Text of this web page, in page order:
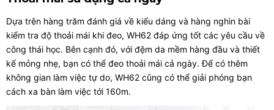
Dựa trên hàng trăm đánh giá về kiểu dáng và hàng nghìn bài
kiểm tra độ thoải mái khi đeo, WH62 đáp ứng tốt các yêu cầu về
công thái học. Bên cạnh đó, với đệm da mềm hàng đầu và thiết
kế mỏng nhẹ, bạn có thể đeo thoải mái cả ngày. Để có thêm
không gian làm việc tự do, WH62 cũng có thể giải phóng bạn
cách xa bàn làm việc tới 160m.